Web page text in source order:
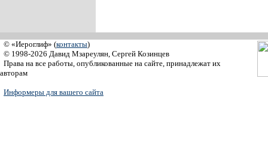
© «Иероглиф» (контакты)
© 1998-2026 Давид Мзареулян, Сергей Козинцев
Права на все работы, опубликованные на сайте, принадлежат их
авторам
Информеры для вашего сайта